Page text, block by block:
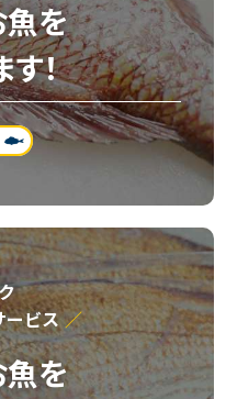
魚を
！
ービス
魚を